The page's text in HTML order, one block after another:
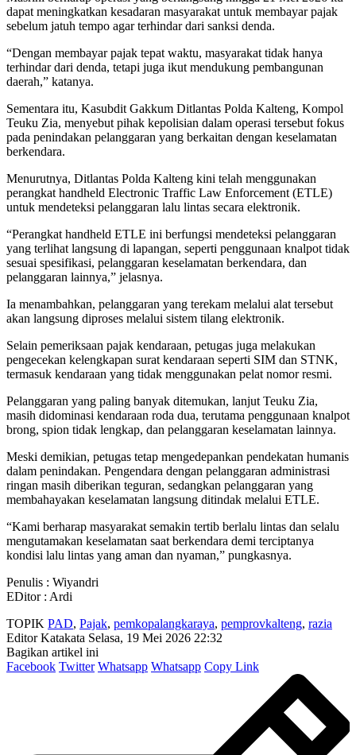
dapat meningkatkan kesadaran masyarakat untuk membayar pajak
sebelum jatuh tempo agar terhindar dari sanksi denda.
“Dengan membayar pajak tepat waktu, masyarakat tidak hanya
terhindar dari denda, tetapi juga ikut mendukung pembangunan
daerah,” katanya.
Sementara itu, Kasubdit Gakkum Ditlantas Polda Kalteng, Kompol
Teuku Zia, menyebut pihak kepolisian dalam operasi tersebut fokus
pada penindakan pelanggaran yang berkaitan dengan keselamatan
berkendara.
Menurutnya, Ditlantas Polda Kalteng kini telah menggunakan
perangkat handheld Electronic Traffic Law Enforcement (ETLE)
untuk mendeteksi pelanggaran lalu lintas secara elektronik.
“Perangkat handheld ETLE ini berfungsi mendeteksi pelanggaran
yang terlihat langsung di lapangan, seperti penggunaan knalpot tidak
sesuai spesifikasi, pelanggaran keselamatan berkendara, dan
pelanggaran lainnya,” jelasnya.
Ia menambahkan, pelanggaran yang terekam melalui alat tersebut
akan langsung diproses melalui sistem tilang elektronik.
Selain pemeriksaan pajak kendaraan, petugas juga melakukan
pengecekan kelengkapan surat kendaraan seperti SIM dan STNK,
termasuk kendaraan yang tidak menggunakan pelat nomor resmi.
Pelanggaran yang paling banyak ditemukan, lanjut Teuku Zia,
masih didominasi kendaraan roda dua, terutama penggunaan knalpot
brong, spion tidak lengkap, dan pelanggaran keselamatan lainnya.
Meski demikian, petugas tetap mengedepankan pendekatan humanis
dalam penindakan. Pengendara dengan pelanggaran administrasi
ringan masih diberikan teguran, sedangkan pelanggaran yang
membahayakan keselamatan langsung ditindak melalui ETLE.
“Kami berharap masyarakat semakin tertib berlalu lintas dan selalu
mengutamakan keselamatan saat berkendara demi terciptanya
kondisi lalu lintas yang aman dan nyaman,” pungkasnya.
Penulis : Wiyandri
EDitor : Ardi
TOPIK PAD, Pajak, pemkopalangkaraya, pemprovkalteng, razia
Editor Katakata Selasa, 19 Mei 2026 22:32
Bagikan artikel ini
Facebook Twitter Whatsapp Whatsapp Copy Link